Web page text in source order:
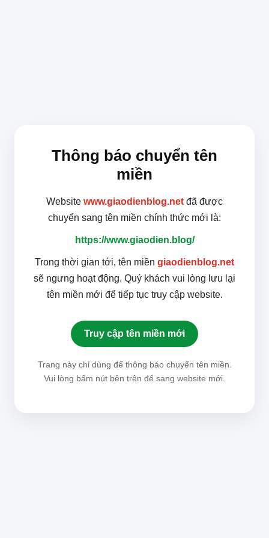
Thông báo chuyển tên
miền
Website www.giaodienblog.net đã được
chuyển sang tên miền chính thức mới là:
https://www.giaodien.blog/
Trong thời gian tới, tên miền giaodienblog.net
sẽ ngưng hoạt động. Quý khách vui lòng lưu lại
tên miền mới để tiếp tục truy cập website.
Truy cập tên miền mới
Trang này chỉ dùng để thông báo chuyển tên miền.
Vui lòng bấm nút bên trên để sang website mới.